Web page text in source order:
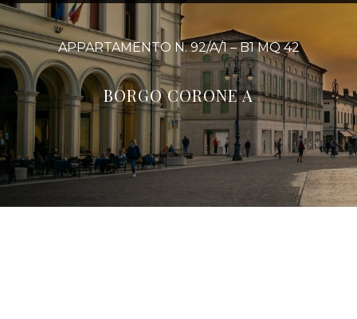
APPARTAMENTO N. 92/A/1 – B1 MQ 42
BORGO CORONE A